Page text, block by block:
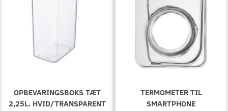
OPBEVARINGSBOKS TÆT
2,25L. HVID/TRANSPARENT
TERMOMETER TIL
SMARTPHONE